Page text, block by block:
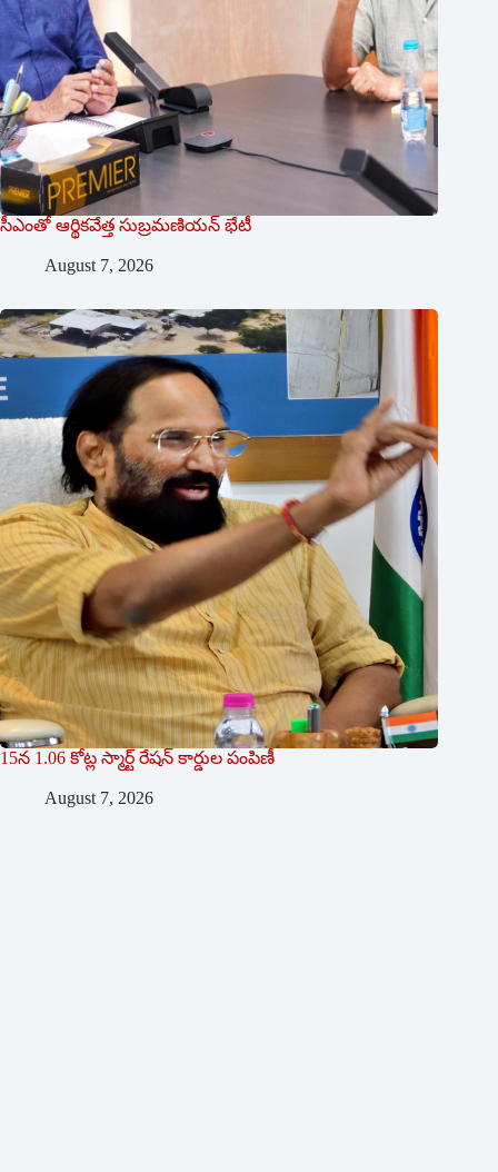
సీఎంతో ఆర్థికవేత్త సుబ్రమణియన్ భేటీ
August 7, 2026
15న 1.06 కోట్ల స్మార్ట్ రేషన్ కార్డుల పంపిణీ
August 7, 2026